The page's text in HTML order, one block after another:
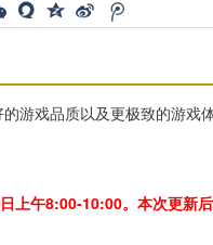
游戏品质以及更极致的游戏
上午8:00-10:00。本次更新后